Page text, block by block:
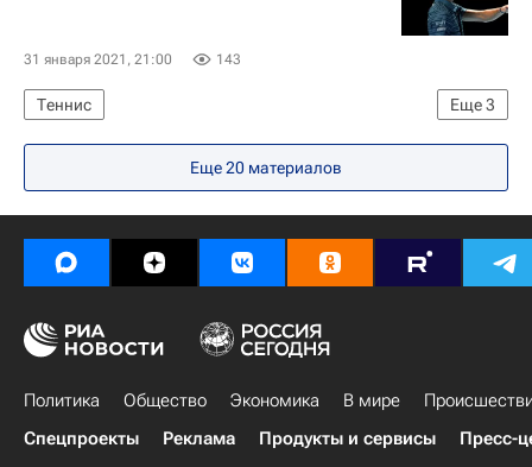
31 января 2021, 21:00 143
Еще3
Теннис
Ассоциация теннисистов-профессионалов (ATP)
Андрей Рублев
Еще 20 материалов
Политика Общество Экономика В мире
Спецпроекты
Реклама Продукты и сервисы Пресс-